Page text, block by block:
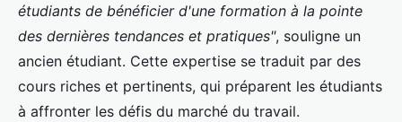
étudiants de bénéficier d'une formation à la pointe
des dernières tendances et pratiques", souligne un
ancien étudiant. Cette expertise se traduit par des
cours riches et pertinents, qui préparent les étudiants
à affronter les défis du marché du travail.